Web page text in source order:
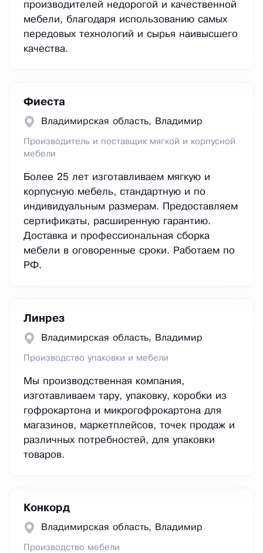
производителей недорогой и качественной
мебели, благодаря использованию самых
передовых технологий и сырья наивысшего
качества.
Фиеста
Владимирская область, Владимир
Производитель и поставщик мягкой и корпусной
мебели
Более 25 лет изготавливаем мягкую и
корпусную мебель, стандартную и по
индивидуальным размерам. Предоставляем
сертификаты, расширенную гарантию.
Доставка и профессиональная сборка
мебели в оговоренные сроки. Работаем по
РФ.
Линрез
Владимирская область, Владимир
Производство упаковки и мебели
Мы производственная компания,
изготавливаем тару, упаковку, коробки из
гофрокартона и микрогофрокартона для
магазинов, маркетплейсов, точек продаж и
различных потребностей, для упаковки
товаров.
Конкорд
Владимирская область, Владимир
Производство мебели